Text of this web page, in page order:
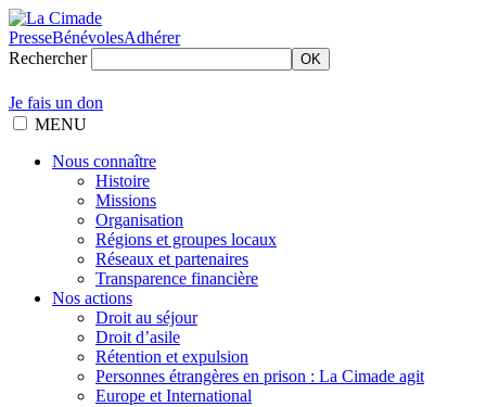
PresseBénévolesAdhérer
Rechercher
OK
Je fais un don
MENU
Nous connaître
Histoire
Missions
Organisation
Régions et groupes locaux
Réseaux et partenaires
Transparence financière
Nos actions
Droit au séjour
Droit d’asile
Rétention et expulsion
Personnes étrangères en prison : La Cimade agit
Europe et International